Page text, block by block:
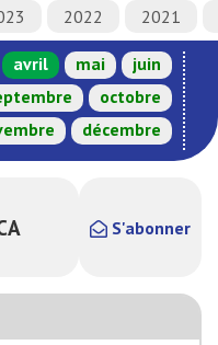
2022 2021
avril mai
juin
octobre
décembre
S'abonner